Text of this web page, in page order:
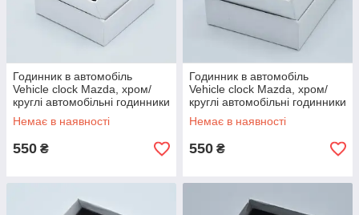
Годинник в автомобіль
Vehicle clock Mazda, хром/
круглі автомобільні годинники
з маркою авто в Mazda
Немає в наявності
550 ₴
Годинник в автомобіль
Vehicle clock Mazda, хром/
круглі автомобільні годинники
з маркою авто в Mazda
Немає в наявності
550 ₴